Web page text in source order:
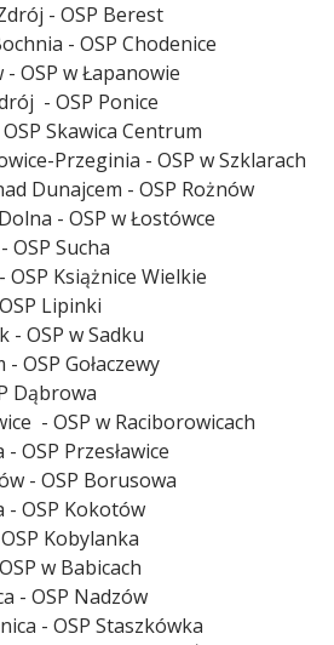
- OSP Berest
- OSP Chodenice
OSP w Łapanowie
- OSP Ponice
Skawica Centrum
Przeginia - OSP w Szklarach
Dunajcem - OSP Rożnów
- OSP w Łostówce
OSP Sucha
OSP Książnice Wielkie
Lipinki
- OSP w Sadku
OSP Gołaczewy
Dąbrowa
- OSP w Raciborowicach
OSP Przesławice
- OSP Borusowa
- OSP Kokotów
Kobylanka
w Babicach
- OSP Nadzów
- OSP Staszkówka